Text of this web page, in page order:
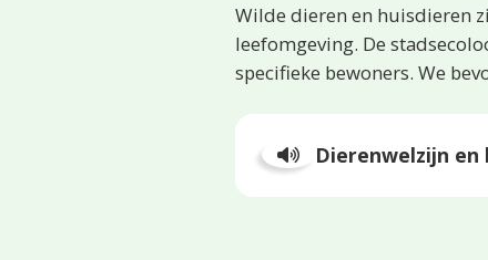
Wilde dieren en huisdieren
leefomgeving. De
specifieke bewoners. We
Dierenwelzijn